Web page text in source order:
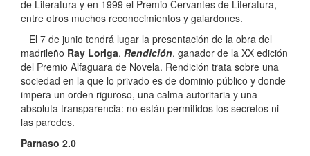
de Literatura y en 1999 el Premio Cervantes de Literatura,
entre otros muchos reconocimientos y galardones.
El 7 de junio tendrá lugar la presentación de la obra del
madrileño Ray Loriga, Rendición, ganador de la XX edición
del Premio Alfaguara de Novela. Rendición trata sobre una
sociedad en la que lo privado es de dominio público y donde
impera un orden riguroso, una calma autoritaria y una
absoluta transparencia: no están permitidos los secretos ni
las paredes.
Parnaso 2.0